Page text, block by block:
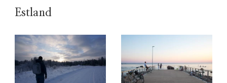
Estland